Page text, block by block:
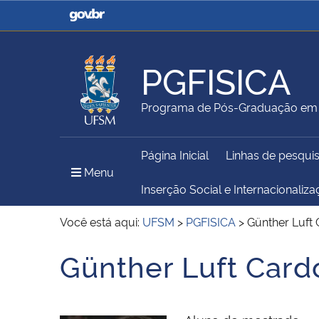
Casa Civil
Ministério da Justiça e
Ministério da Agricultura,
Pecuária e Abastecimento
Ministério da Educação
Ministério do Meio Ambiente Ministério do Turismo
Institucional
PGFISICA
Programa de Pós-Graduação em
Menu
Página Inicial Linhas de
Inserção Social e
Você está aqui: UFSM > PGFISICA >Günther Luft
Início do conteúdo
Günther Luft